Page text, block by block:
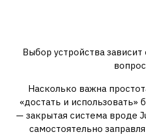
Выбор устройства
Насколько важна
«достать и использовать»
— закрытая система вроде
самостоятельно